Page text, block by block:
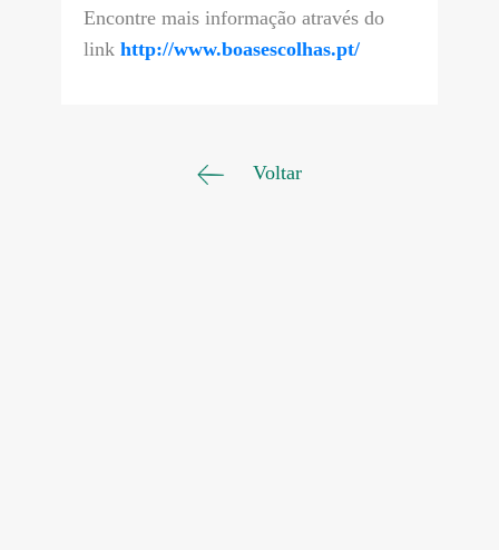
Encontre mais informação através do
link http://www.boasescolhas.pt/
Voltar